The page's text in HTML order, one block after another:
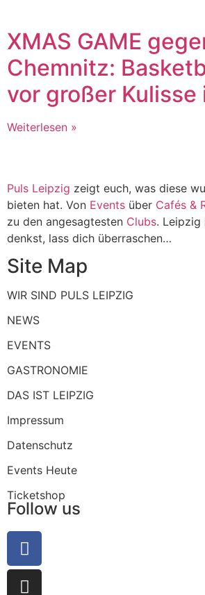
XMAS GAME
Chemnitz:
vor großer Kulisse
Weiterlesen »
Puls Leipzig zeigt euch, was diese
bieten hat. Von Events über Cafés &
zu den angesagtesten Clubs. Leipzig
denkst, lass dich überraschen…
Site Map
WIR SIND PULS LEIPZIG
NEWS
EVENTS
GASTRONOMIE
DAS IST LEIPZIG
Impressum
Datenschutz
Events Heute
Ticketshop
Follow us